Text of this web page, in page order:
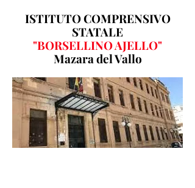
ISTITUTO COMPRENSIVO
STATALE
"BORSELLINO AJELLO"
Mazara del Vallo